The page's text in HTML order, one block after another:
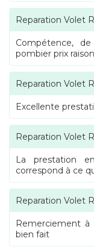
Reparation Volet
Compétence,
pombier prix
Reparation Volet
Excellente
Reparation Volet
La prestation
correspond à ce
Reparation Volet
Remerciement
bien fait